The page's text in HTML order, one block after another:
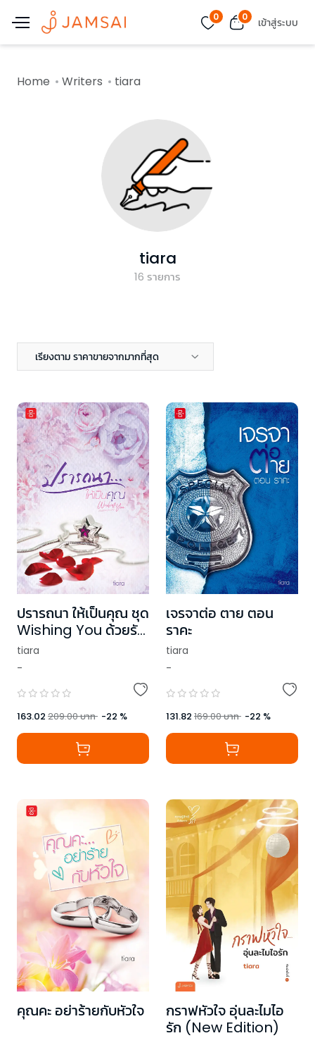
0 0 เข้าสู่ระบบ
Home Writers tiara
tiara
16 รายการ
เรียงตาม ราคาขายจากมากที่สุด
ปรารถนา ให้เป็นคุณ ชุด
Wishing You ด้วยรัก
และปรารถนา
tiara
-
163.02 209.00บาท -22 %
เจรจาต่อ ตาย ตอน
ราคะ
tiara
-
131.82 169.00บาท -22 %
คุณคะ อย่าร้ายกับหัวใจ
กราฟหัวใจ อุ่นละไมไอ
รัก (New Edition)